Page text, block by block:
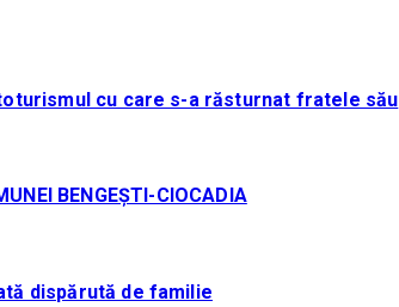
cu care s-a răsturnat fratele său
BENGEȘTI-CIOCADIA
dispărută de familie